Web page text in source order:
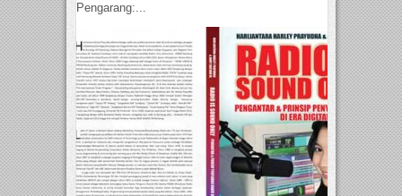
Pengarang:...